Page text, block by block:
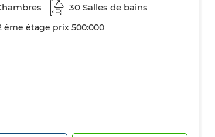
30 Salles de bains
éme étage prix 500:000